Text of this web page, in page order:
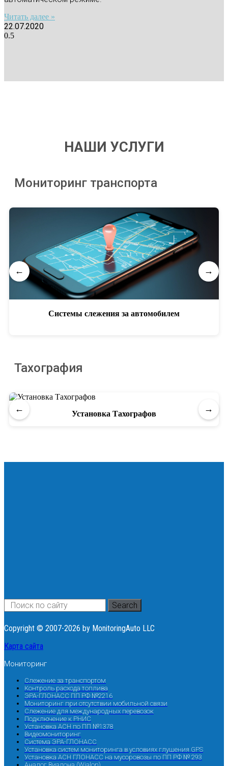
Читать далее »
22.07.2020
НАШИ УСЛУГИ
Мониторинг транспорта
Системы слежения за автомобилем
← →
Тахография
Установка Тахографов
← →
Search
Copyright © 2007-2026 by MonitoringAuto LLC
Карта сайта
Мониторинг
Слежение за транспортом
Контроль расхода топлива
ЭРА-ГЛОНАСС ПП РФ №2216
Мониторинг при отсутствии мобильной связи
Слежение для международных перевозок
Подключение к РНИС
Установка АСН по ПП №1378
Видеомониторинг
Система ЭРА-ГЛОНАСС
Установка систем мониторинга в условиях глушения GPS
Установка АСН ГЛОНАСС на мусоровозы по ПП РФ № 293